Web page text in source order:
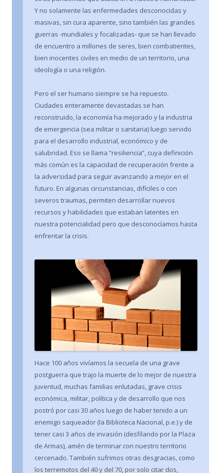
Y no solamente las enfermedades desconocidas y
masivas, sin cura aparente, sino también las grandes
guerras -mundiales y focalizadas- que se han llevado
de encuentro a millones de seres, bien combatientes,
bien inocentes civiles en medio de un territorio, una
ideología o una religión.
Pero el ser humano siempre se ha repuesto.
Ciudades enteramente devastadas se han
reconstruido, la economía ha mejorado y la industria
de emergencia (sea militar o sanitaria) luego servido
para el desarrollo industrial, económico y de
salubridad. Eso se llama “resiliencia”, cuya definición
más común es la capacidad de recuperación frente a
la adversidad para seguir avanzando a mejor en el
futuro. En algunas circunstancias, difíciles o con
severos traumas, permiten desarrollar nuevos
recursos y habilidades que estaban latentes en
nuestra potencialidad pero que desconocíamos hasta
enfrentar la crisis.
Hace 100 años vivíamos la secuela de una grave
postguerra que trajo la muerte de lo mejor de nuestra
juventud, muchas familias enlutadas, grave crisis
económica, militar, política y de desarrollo que nos
postró por casi 30 años luego de haber tenido a un
enemigo saqueador (la Biblioteca Nacional, p.e.) y de
tener casi 3 años de invasión (desfilando por la Plaza
de Armas), amén de terminar con nuestro territorio
cercenado. También sufrimos otras desgracias, como
los terremotos del 40 y del 70, por solo citar dos,